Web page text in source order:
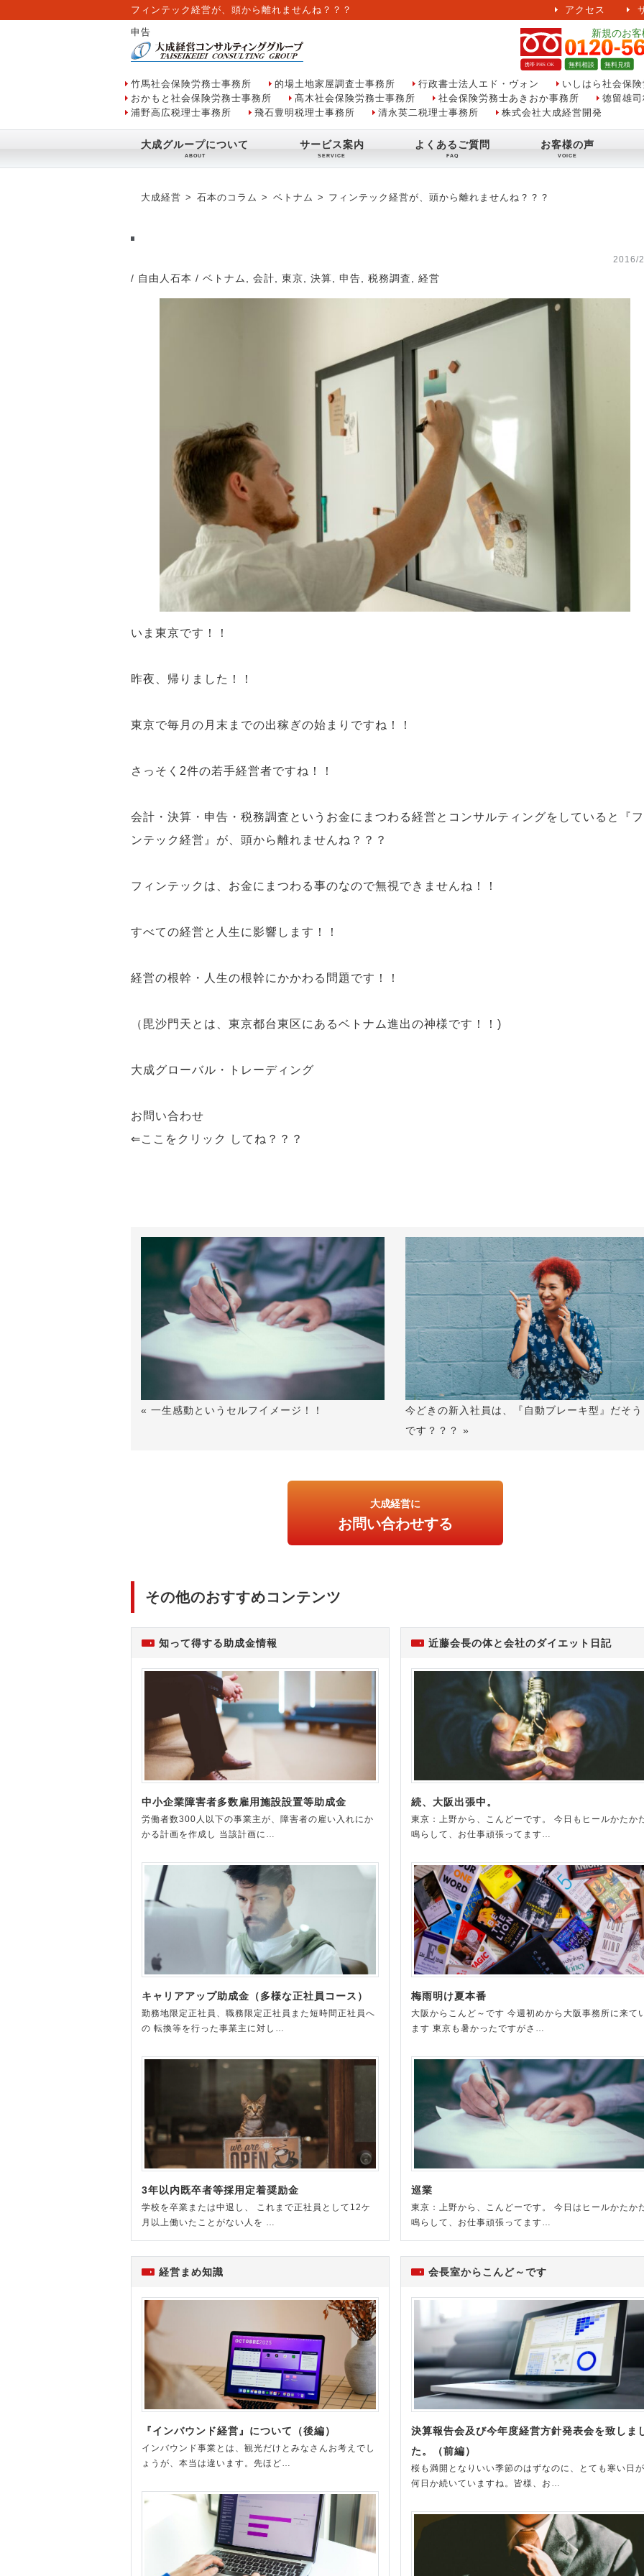
フィンテック経営が、頭から離れませんね？？？ アクセス
申告
竹馬社会保険労務士事務所 的場土地家屋調査士事務所 行政書士法人エド・ヴォン
いしはら社会保
おかもと社会保険労務士事務所
髙木社会保険労務士事務所 社会保険労務士あきおか事務所
徳留雄
浦野高広税理士事務所
飛石豊明税理士事務所 清永英二税理士事務所 株式会社大成経営開発
大成グループについて サービス案内 よくあるご質問 お客様の声
大成経営 石本のコラム ベトナム フィンテック経営が、頭から離れませんね？？？
2016/
/ 自由人石本 / ベトナム 会計 東京 決算 申告 税務調査 経営
いま東京です！！
昨夜、帰りました！！
東京で毎月の月末までの出稼ぎの始まり ですね！！
さっそく2件の若手経営者ですね！！
会計・決算・申告・税務調査という お金にまつわる経営とコンサルティングをしていると
『
ンテック経営』 が、頭から離れませんね？？？
フィンテックは、お金にまつわる事のなので無視できませんね！！
すべての経営と人生に影響します！！
経営の根幹・人生の根幹にかかわる問題 です！！
（毘沙門天とは、東京都台東区にあるベトナム進出の神様です！！)
大成グローバル・トレーディング
お問い合わせ
⇐ここをクリック してね？？？
« 一生感動というセルフイメージ！！
今どきの新入社員は、『自動ブレーキ型』だそう
です？？？ »
大成経営に
お問い合わせする
その他のおすすめコンテンツ
知って得する助成金情報
中小企業障害者多数雇用施設設置等助成金
労働者数300人以下の事業主が、障害者の雇い入れにか
かる計画を作成し 当該計画に…
キャリアアップ助成金（多様な正社員コース）
勤務地限定正社員、職務限定正社員また短時間正社員へ
の 転換等を行った事業主に対し…
3年以内既卒者等採用定着奨励金
学校を卒業または中退し、 これまで正社員として12ケ
月以上働いたことがない人を …
近藤会長の体と会社のダイエット日記
続、大阪出張中。
東京：上野から、こんどーです。 今日もヒールかたか
鳴らして、お仕事頑張ってます…
梅雨明け夏本番
大阪からこんど～です 今週初めから大阪事務所に来て
ます 東京も暑かったですがさ…
巡業
東京：上野から、こんどーです。 今日はヒールかたか
鳴らして、お仕事頑張ってます…
経営まめ知識
『インバウンド経営』について（後編）
インバウンド事業とは、観光だけとみなさんお考えでし
ょうが、本当は違います。先ほど…
会長室からこんど～です
決算報告会及び今年度経営方針発表会を致しま
た。（前編）
桜も満開となりいい季節のはずなのに、とても寒い日が
何日か続いていますね。皆様、お…